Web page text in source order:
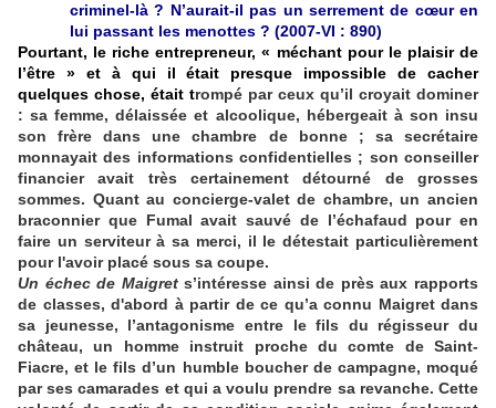
criminel-là ? N’aurait-il pas un serrement de cœur en
lui passant les menottes ? (2007-VI : 890)
Pourtant, le riche entrepreneur, « méchant pour le plaisir de
l’être » et à qui il était presque impossible de cacher
quelques chose, était trompé par ceux qu’il croyait dominer
: sa femme, délaissée et alcoolique, hébergeait à son insu
son frère dans une chambre de bonne ; sa secrétaire
monnayait des informations confidentielles ; son conseiller
financier avait très certainement détourné de grosses
sommes. Quant au concierge-valet de chambre, un ancien
braconnier que Fumal avait sauvé de l’échafaud pour en
faire un serviteur à sa merci, il le détestait particulièrement
pour l'avoir placé sous sa coupe.
Un échec de Maigrets’intéresse ainsi de près aux rapports
de classes, d'abord à partir de ce qu’a connu Maigret dans
sa jeunesse, l’antagonisme entre le fils du régisseur du
château, un homme instruit proche du comte de Saint-
Fiacre, et le fils d’un humble boucher de campagne, moqué
par ses camarades et qui a voulu prendre sa revanche. Cette